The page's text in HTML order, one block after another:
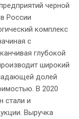
черной
России
комплекс
с
глубокой
широкий
долей
В 2020
стали и
Выручка